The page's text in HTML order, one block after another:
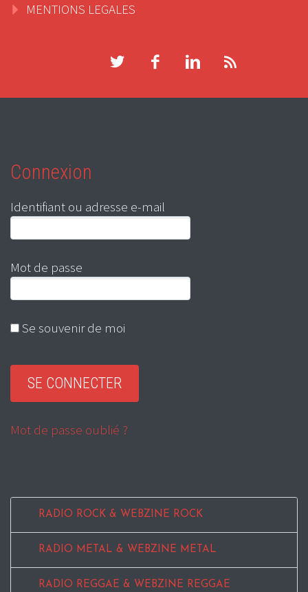
MENTIONS LEGALES
Connexion
Identifiant ou adresse e-mail
Mot de passe
Se souvenir de moi
Mot de passe oublié ?
RADIO ROCK & WEBZINE ROCK
RADIO METAL & WEBZINE METAL
RADIO REGGAE & WEBZINE REGGAE